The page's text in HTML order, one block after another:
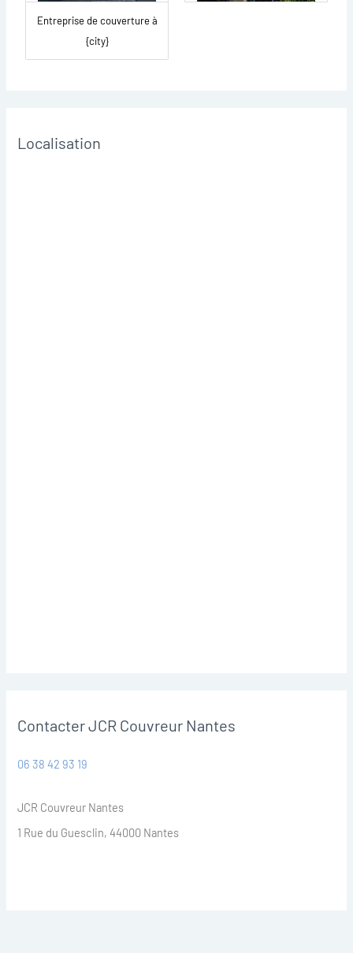
Entreprise de couverture à
{city}
Localisation
Contacter JCR Couvreur Nantes
06 38 42 93 19
JCR Couvreur Nantes
1 Rue du Guesclin, 44000 Nantes